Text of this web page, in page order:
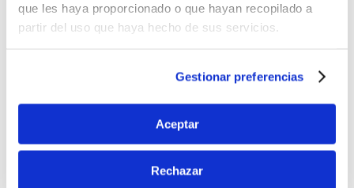
que les haya proporcionado o que hayan recopilado a
partir del uso que haya hecho de sus servicios.
Gestionar preferencias
Aceptar
Rechazar
FARMACIA GOYA RAMOS, FRANCISCO JAVIER
C. SAMUEL BALTES, 16